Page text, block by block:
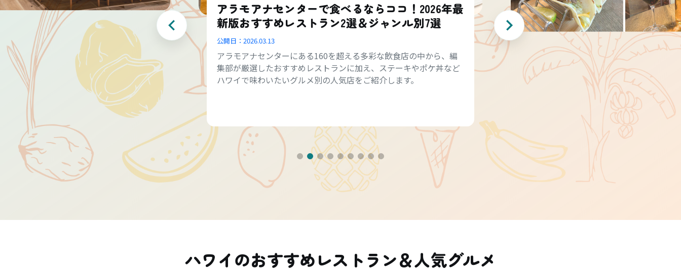
アラモアナセンターで食べるならココ！2026年最
新版おすすめレストラン2選＆ジャンル別7選
公開日： 2026.03.13
アラモアナセンターにある160を超える多彩な飲食店の中から、編
集部が厳選したおすすめレストランに加え、ステーキやポケ丼など
ハワイで味わいたいグルメ別の人気店をご紹介します。
ハワイのおすすめレストラン＆人気グルメ